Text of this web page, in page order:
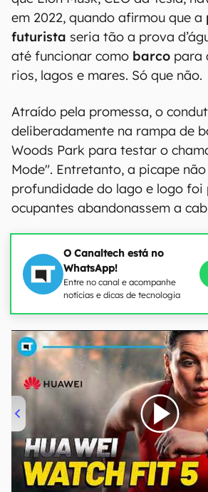
em 2022, quando afirmou que a
futurista seria tão a prova
até funcionar como barco para
rios, lagos e mares. Só que não.
Atraído pela promessa, o
deliberadamente na rampa de
Woods Park para testar o
Mode". Entretanto, a picape
profundidade do lago e logo foi
ocupantes abandonassem a
O Canaltech está no
WhatsApp!
Entre no canal e acompanhe
notícias e dicas de tecnologia
00:00/04:51